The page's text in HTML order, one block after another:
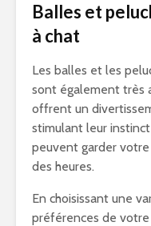
Balles et
à chat
Les balles et les
sont également très
offrent un
stimulant leur
peuvent garder
des heures.
En choisissant une
préférences de votre